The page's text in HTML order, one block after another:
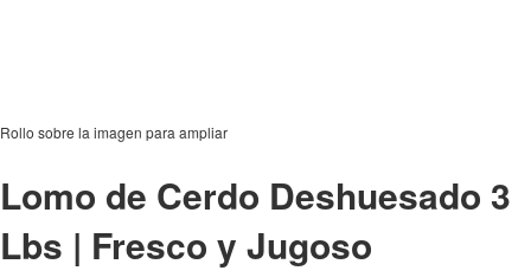
Rollo sobre la imagen para ampliar
Lomo de Cerdo Deshuesado 3
Lbs | Fresco y Jugoso